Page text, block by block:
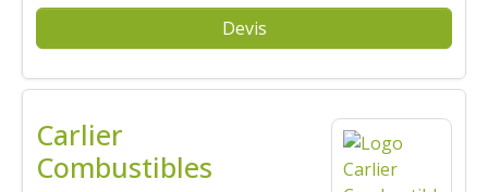
Devis
Carlier
Combustibles